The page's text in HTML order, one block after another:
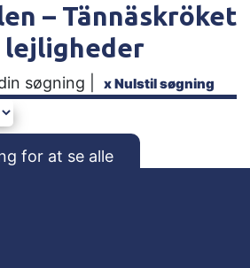
– Tännäskröket
søgning | xNulstil søgning
for at se alle